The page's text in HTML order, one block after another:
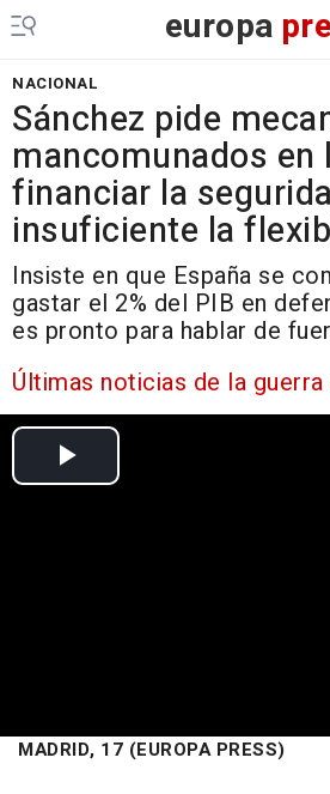
europa
NACIONAL
Sánchez pide
mancomunados en
financiar la
insuficiente la
Insiste en que España se
gastar el 2% del PIB en
es pronto para hablar de
Últimas noticias de la guerra
MADRID, 17 (EUROPA PRESS)